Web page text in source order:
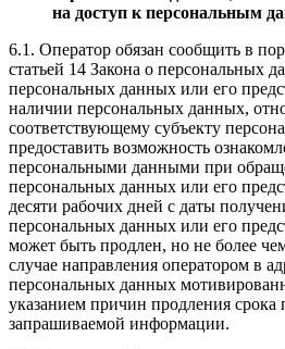
на доступ к персональным
6.1. Оператор обязан сообщить в
статьей 14 Закона о персональных
персональных данных или его
наличии персональных данных,
соответствующему субъекту
предоставить возможность
персональными данными при
персональных данных или его
десяти рабочих дней с даты
персональных данных или его
может быть продлен, но не более
случае направления оператором в
персональных данных
указанием причин продления срока
запрашиваемой информации.